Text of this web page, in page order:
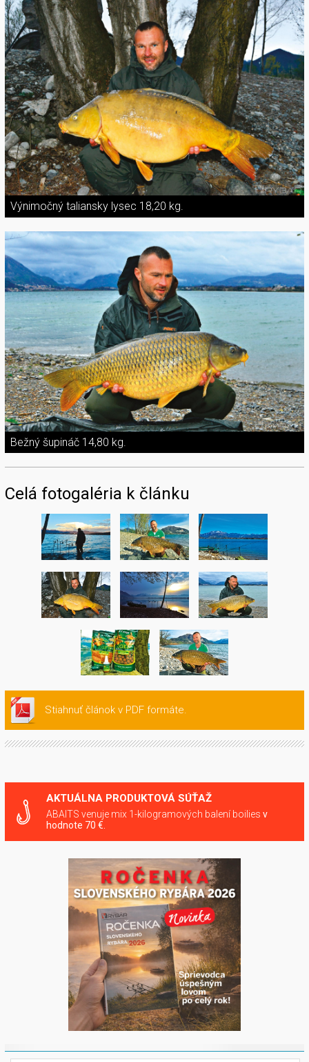
Výnimočný taliansky lysec 18,20 kg.
Bežný šupináč 14,80 kg.
Celá fotogaléria k článku
Stiahnuť článok v PDF formáte.
AKTUÁLNA PRODUKTOVÁ SÚŤAŽ
ABAITS venuje mix 1-kilogramových balení boilies v
hodnote 70 €.